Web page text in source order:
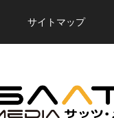
サイトマップ